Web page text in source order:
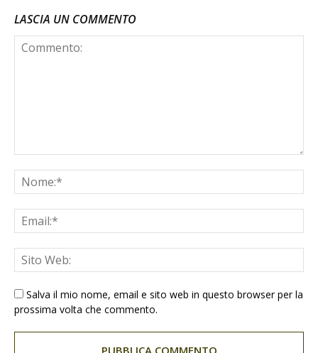
LASCIA UN COMMENTO
Salva il mio nome, email e sito web in questo browser per la
prossima volta che commento.